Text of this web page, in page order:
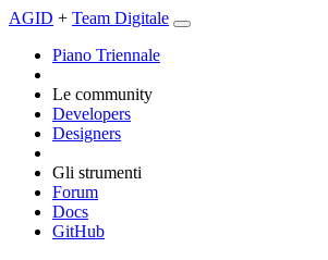
AGID + Team Digitale
Piano Triennale
Le community
Developers
Designers
Gli strumenti
Forum
Docs
GitHub